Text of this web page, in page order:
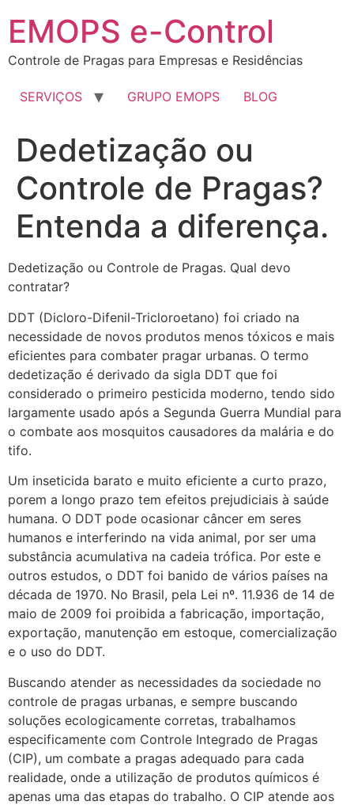
EMOPS e-Control
Controle de Pragas para Empresas e Residências
SERVIÇOS GRUPO EMOPS BLOG
Dedetização ou
Controle de Pragas?
Entenda a diferença.
Dedetização ou Controle de Pragas. Qual devo
contratar?
DDT (Dicloro-Difenil-Tricloroetano) foi criado na
necessidade de novos produtos menos tóxicos e mais
eficientes para combater pragar urbanas. O termo
dedetização é derivado da sigla DDT que foi
considerado o primeiro pesticida moderno, tendo sido
largamente usado após a Segunda Guerra Mundial para
o combate aos mosquitos causadores da malária e do
tifo.
Um inseticida barato e muito eficiente a curto prazo,
porem a longo prazo tem efeitos prejudiciais à saúde
humana. O DDT pode ocasionar câncer em seres
humanos e interferindo na vida animal, por ser uma
substância acumulativa na cadeia trófica. Por este e
outros estudos, o DDT foi banido de vários países na
década de 1970. No Brasil, pela Lei nº. 11.936 de 14 de
maio de 2009 foi proibida a fabricação, importação,
exportação, manutenção em estoque, comercialização
e o uso do DDT.
Buscando atender as necessidades da sociedade no
controle de pragas urbanas, e sempre buscando
soluções ecologicamente corretas, trabalhamos
especificamente com Controle Integrado de Pragas
(CIP), um combate a pragas adequado para cada
realidade, onde a utilização de produtos químicos é
apenas uma das etapas do trabalho. O CIP atende aos